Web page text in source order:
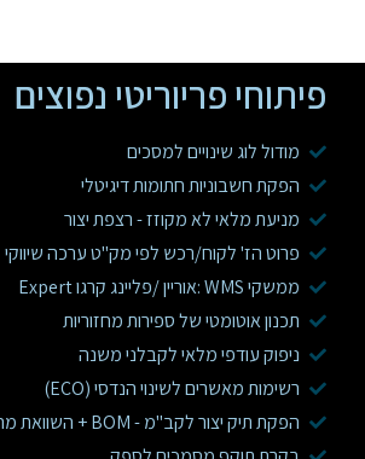
פיתוחי פריוריטי נפוצים
מודול לוג שינויים למסכים
הפקת חשבוניות חתומות דיגיטלי
מניעת מלאי לא מקוזז - רצפת יצור
פרוט הז' לקוח/רכש לפי מק"ט ערכה שיווקי
ממשקי WMS :אוריין /פליינג קרגו Expert
תכנון אוטומטי של ספירות מחזוריות
ניפוק עודפי מלאי לקבלני משנה
רשימות מאשרים לשינוי הנדסי (ECO)
הפקת תיק יצור לקב"מ - BOM + השוואת מהדורות